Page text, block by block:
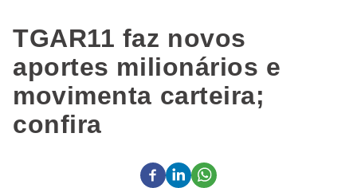
TGAR11 faz novos
aportes milionários e
movimenta carteira;
confira